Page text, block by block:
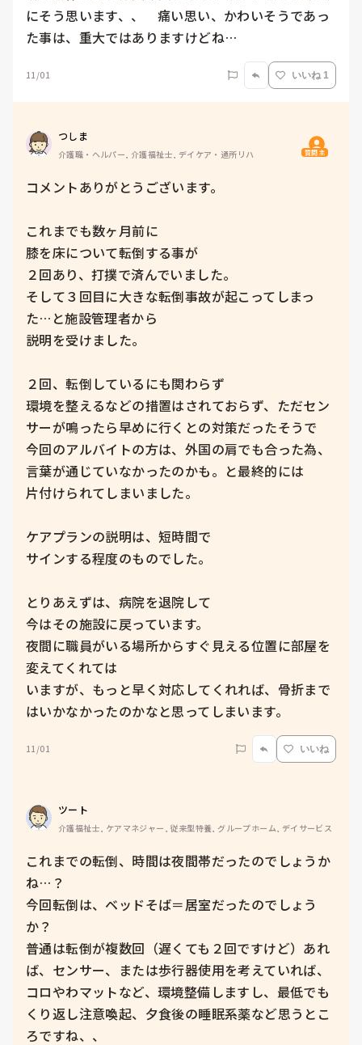
にそう思います、、　痛い思い、かわいそうであっ
た事は、重大ではありますけどね…
11/01 いいね 1
つしま
介護職・ヘルパー, 介護福祉士, デイケア・通所リハ 質問主
コメントありがとうございます。
これまでも数ヶ月前に
膝を床について転倒する事が
２回あり、打撲で済んでいました。
そして３回目に大きな転倒事故が起こってしまっ
た…と施設管理者から
説明を受けました。
２回、転倒しているにも関わらず
環境を整えるなどの措置はされておらず、ただセン
サーが鳴ったら早めに行くとの対策だったそうで
今回のアルバイトの方は、外国の肩でも合った為、
言葉が通じていなかったのかも。と最終的には
片付けられてしまいました。
ケアプランの説明は、短時間で
サインする程度のものでした。
とりあえずは、病院を退院して
今はその施設に戻っています。
夜間に職員がいる場所からすぐ見える位置に部屋を
変えてくれては
いますが、もっと早く対応してくれれば、骨折まで
はいかなかったのかなと思ってしまいます。
11/01 いいね
ツート
介護福祉士, ケアマネジャー, 従来型特養, グループホーム, デイサービス
これまでの転倒、時間は夜間帯だったのでしょうか
ね…？
今回転倒は、ベッドそば＝居室だったのでしょう
か？
普通は転倒が複数回（遅くても２回ですけど）あれ
ば、センサー、または歩行器使用を考えていれば、
コロやわマットなど、環境整備しますし、最低でも
くり返し注意喚起、夕食後の睡眠系薬など思うとこ
ろですね、、